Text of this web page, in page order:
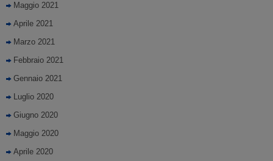
Maggio 2021
Aprile 2021
Marzo 2021
Febbraio 2021
Gennaio 2021
Luglio 2020
Giugno 2020
Maggio 2020
Aprile 2020